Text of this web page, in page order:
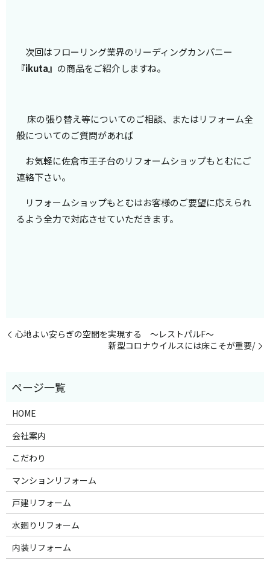
次回はフローリング業界のリーディングカンパニー
『ikuta』 の商品をご紹介しますね。
床の張り替え等についてのご相談、またはリフォーム全
般についてのご質問があれば
お気軽に佐倉市王子台のリフォームショップもとむにご
連絡下さい。
リフォームショップもとむはお客様のご要望に応えられ
るよう全力で対応させていただきます。
心地よい安らぎの空間を実現する ～レストパルF～
新型コロナウイルスには床こそが重要/
HOME
会社案内
こだわり
マンションリフォーム
戸建リフォーム
水廻りリフォーム
内装リフォーム